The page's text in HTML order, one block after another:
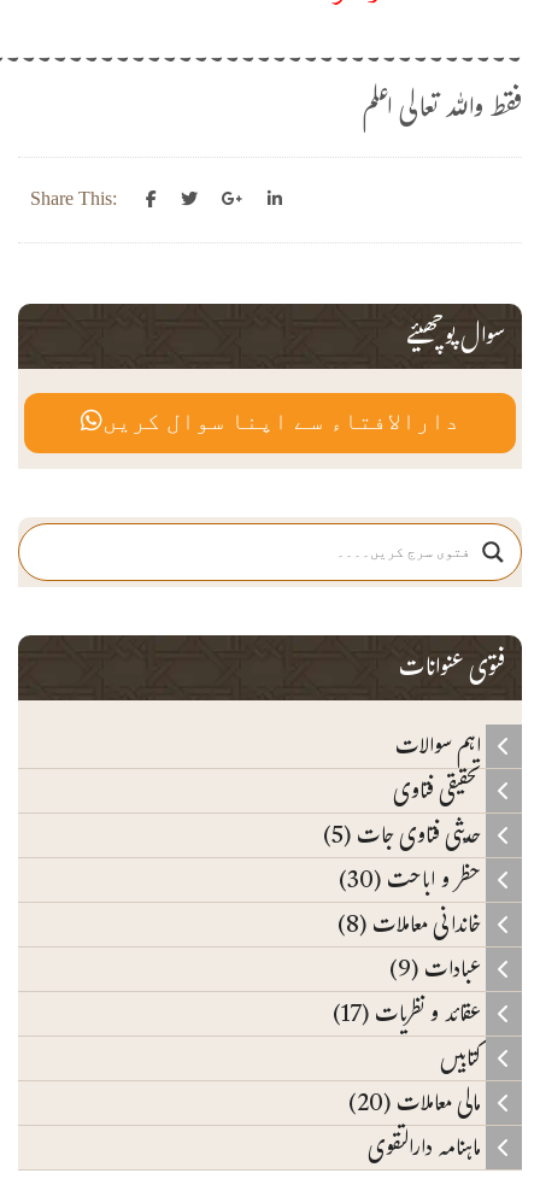
فقط واللہ تعالی اعلم
Share This:
سوال پوچھیئے
دارالافتاء سے اپنا سوال کریں
فتوی عنوانات
اہم سوالات
تحقیقی فتاوی
حدیثی فتاوی جات (5)
حظر و اباحت (30)
خاندانی معاملات (8)
عبادات (9)
عقائد و نظریات (17)
کتابیں
مالی معاملات (20)
ماہنامہ دارالتقوی